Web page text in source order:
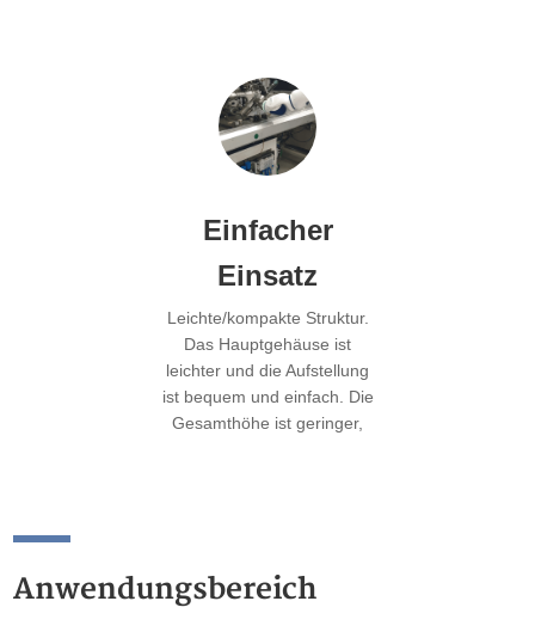
Automatisierungsszenarien
Einfacher
Einsatz
Leichte/kompakte Struktur.
Das Hauptgehäuse ist
leichter und die Aufstellung
ist bequem und einfach. Die
Gesamthöhe ist geringer,
Anwendungsbereich